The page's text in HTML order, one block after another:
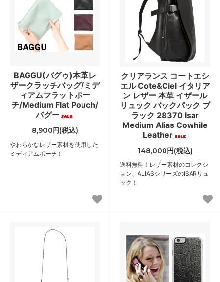
BAGGU(バグゥ)本革レ
ザークラッチバッグ/ミデ
ィアムフラットポー
チ/Medium Flat Pouch/
バグー
8,900円(税込)
やわらかなレザー素材を使用した
ミディアムポーチ！
クリアランス コートエシ
エル Cote&Ciel イタリア
ン レザー 本革 イザール
リュック バックパック ブ
ラック 28370 Isar
Medium Alias Cowhile
Leather
148,000円(税込)
送料無料！レザー素材のコレクシ
ョン、ALIASシリーズのISARリュ
ック！